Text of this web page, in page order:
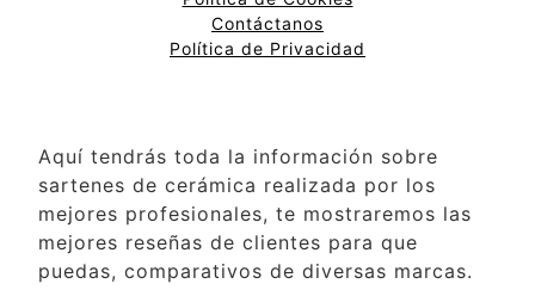
Contáctanos
Política de Privacidad
Aquí tendrás toda la información sobre
sartenes de cerámica realizada por los
mejores profesionales, te mostraremos las
mejores reseñas de clientes para que
puedas, comparativos de diversas marcas.